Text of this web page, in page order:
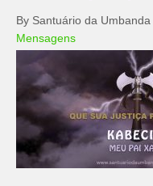
By Santuário da Umbanda
Mensagens